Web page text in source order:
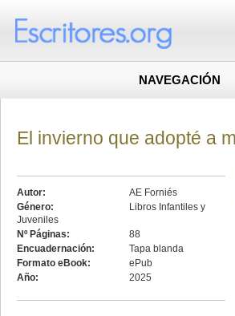
NAVEGACIÓN
El invierno que adopté a
Autor:
AE Forniés
Género:
Libros Infantiles y
Juveniles
Nº Páginas:
88
Encuadernación:
Tapa blanda
Formato eBook:
ePub
Año:
2025